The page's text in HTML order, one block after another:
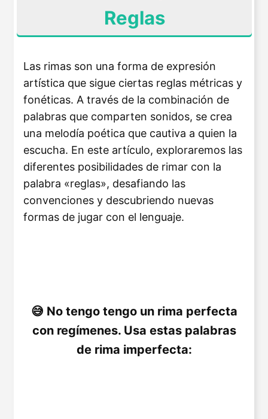
Reglas
Las rimas son una forma de expresión
artística que sigue ciertas reglas métricas y
fonéticas. A través de la combinación de
palabras que comparten sonidos, se crea
una melodía poética que cautiva a quien la
escucha. En este artículo, exploraremos las
diferentes posibilidades de rimar con la
palabra «reglas», desafiando las
convenciones y descubriendo nuevas
formas de jugar con el lenguaje.
No tengo tengo un rima perfecta
con regímenes. Usa estas palabras
de rima imperfecta: